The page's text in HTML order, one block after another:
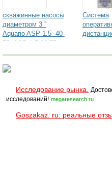
скважинные насосы
диаметром 3 ''
Aquario ASP 1.5 -40-
75, ASP 1.5-60-75 ,
Система
Исследование рынка.
исследований! megaresearch.ru
Goszakaz. ru: реальные